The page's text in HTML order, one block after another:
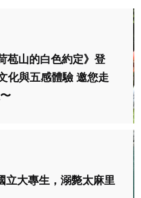
苞山的白色約定》登
化與五感體驗 邀您走
立大專生，溺斃太麻里